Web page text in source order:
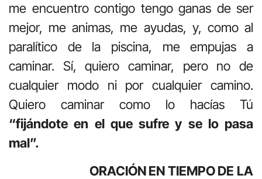
me encuentro contigo tengo ganas de ser
mejor, me animas, me ayudas, y, como al
paralítico de la piscina, me empujas a
caminar. Sí, quiero caminar, pero no de
cualquier modo ni por cualquier camino.
Quiero caminar como lo hacías Tú
“fijándote en el que sufre y se lo pasa
mal”.
ORACIÓN EN TIEMPO DE LA